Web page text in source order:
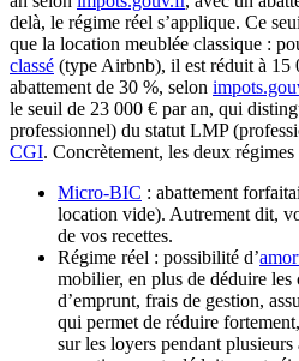
delà, le régime réel s’applique. Ce
que la location meublée classique :
classé (type Airbnb), il est réduit à 15
abattement de 30 %, selon
le seuil de 23 000 € par an, qui
professionnel) du statut LMP
CGI. Concrètement, les deux
Micro-BIC : abattement
location vide). Autrement dit,
de vos recettes.
Régime réel : possibilité d’
mobilier, en plus de déduire les
d’emprunt, frais de gestion,
qui permet de réduire
sur les loyers pendant